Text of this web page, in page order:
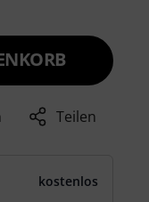
Teilen
kostenlos